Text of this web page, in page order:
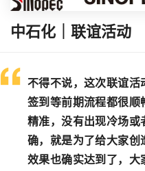
中石化｜联谊活动
不得不说，这次联谊活
签到等前期流程都很顺
精准，没有出现冷场或
确，就是为了给大家创
效果也确实达到了，大